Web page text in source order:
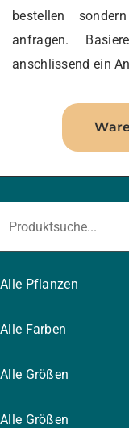
bestellen
anfragen.
anschlissend ein
Alle Pflanzen
Alle Farben
Alle Größen
Alle Größen